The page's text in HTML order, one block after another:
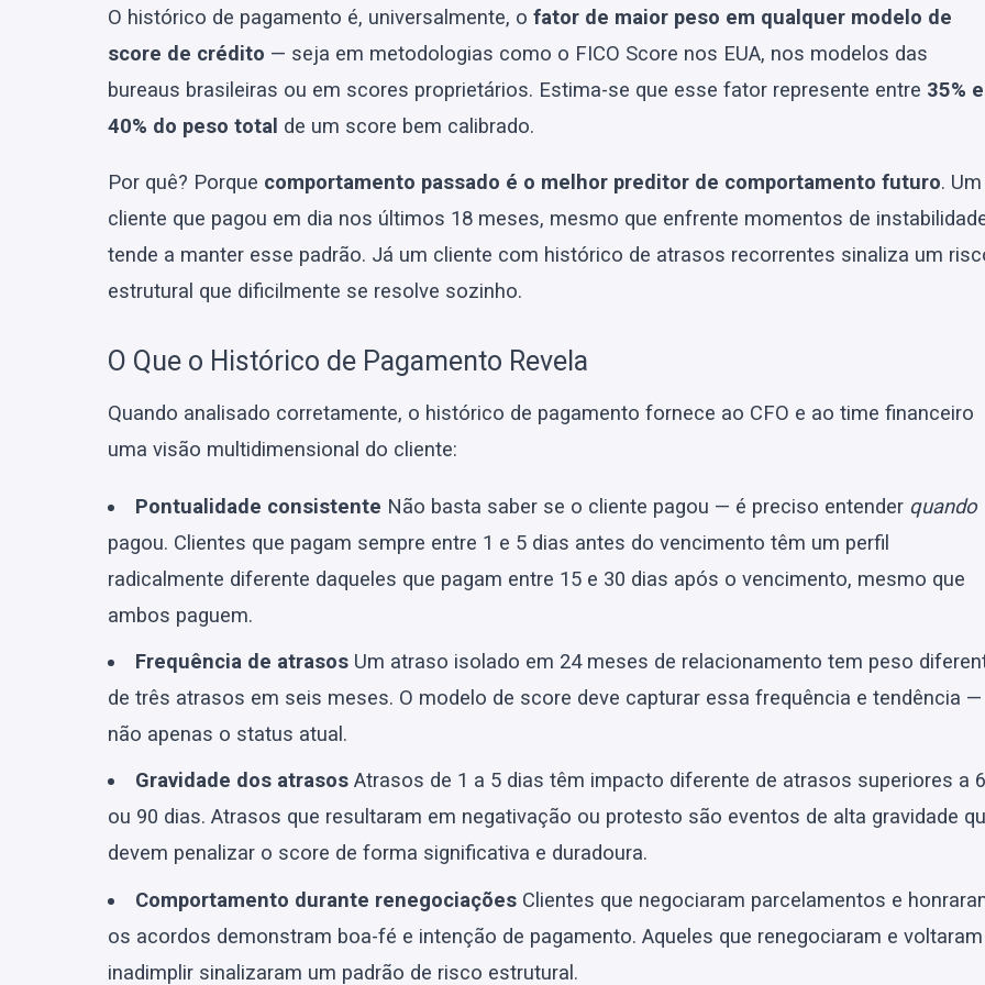
O histórico de pagamento é, universalmente, o fator de maior peso em qualquer modelo de
score de crédito — seja em metodologias como o FICO Score nos EUA, nos modelos das
bureaus brasileiras ou em scores proprietários. Estima-se que esse fator represente entre 35% e
40% do peso total de um score bem calibrado.
Por quê? Porque comportamento passado é o melhor preditor de comportamento futuro. Um
cliente que pagou em dia nos últimos 18 meses, mesmo que enfrente momentos de
tende a manter esse padrão. Já um cliente com histórico de atrasos recorrentes sinaliza um
estrutural que dificilmente se resolve sozinho.
O Que o Histórico de Pagamento Revela
Quando analisado corretamente, o histórico de pagamento fornece ao CFO e ao time financeiro
uma visão multidimensional do cliente:
Pontualidade consistente Não basta saber se o cliente pagou — é preciso entender quando
pagou. Clientes que pagam sempre entre 1 e 5 dias antes do vencimento têm um perfil
radicalmente diferente daqueles que pagam entre 15 e 30 dias após o vencimento, mesmo que
ambos paguem.
Frequência de atrasos Um atraso isolado em 24 meses de relacionamento tem peso
de três atrasos em seis meses. O modelo de score deve capturar essa frequência e tendência —
não apenas o status atual.
Gravidade dos atrasos Atrasos de 1 a 5 dias têm impacto diferente de atrasos superiores a
ou 90 dias. Atrasos que resultaram em negativação ou protesto são eventos de alta gravidade
devem penalizar o score de forma significativa e duradoura.
Comportamento durante renegociações Clientes que negociaram parcelamentos e
os acordos demonstram boa-fé e intenção de pagamento. Aqueles que renegociaram e
inadimplir sinalizaram um padrão de risco estrutural.